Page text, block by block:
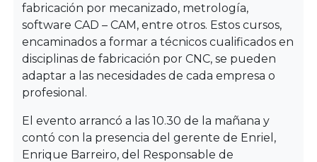
fabricación por mecanizado, metrología,
software CAD – CAM, entre otros. Estos cursos,
encaminados a formar a técnicos cualificados en
disciplinas de fabricación por CNC, se pueden
adaptar a las necesidades de cada empresa o
profesional.
El evento arrancó a las 10.30 de la mañana y
contó con la presencia del gerente de Enriel,
Enrique Barreiro, del Responsable de